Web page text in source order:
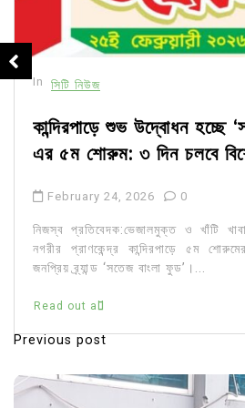
In সিটি নিউজ
কান্দিরপাড়ে শুভ উদ্বোধন হচ্ছে
এর ৫ম শোরুম: ৩ দিন চলবে
February 24, 2026 0
নিজস্ব প্রতিবেদক:ভেজালমুক্ত ও খাঁটি
নগরীর প্রাণকেন্দ্র কান্দিরপাড়ে ৫ম
জনপ্রিয় ব্র্যান্ড ‘সতেজ বাংলা ফুড’।...
Read out all
P
o
Previous post